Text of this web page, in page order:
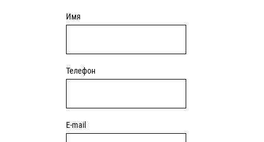
Имя
Телефон
E-mail